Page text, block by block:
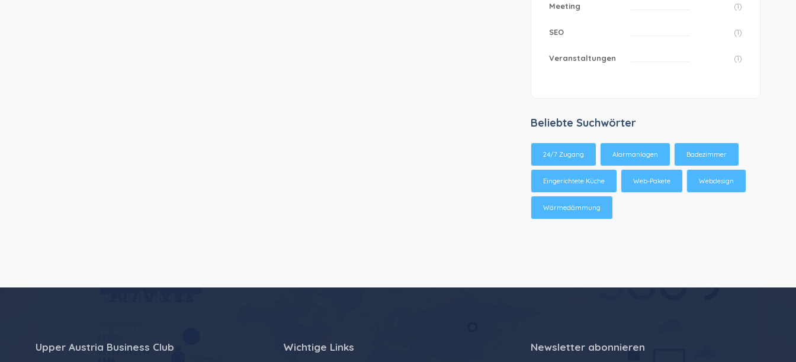
Meeting (1)
SEO (1)
Veranstaltungen (1)
Beliebte Suchwörter
24/7 Zugang Alarmanlagen Badezimmer
Eingerichtete Küche Web-Pakete Webdesign
Wärmedämmung
Upper Austria Business Club Wichtige Links Newsletter abonnieren